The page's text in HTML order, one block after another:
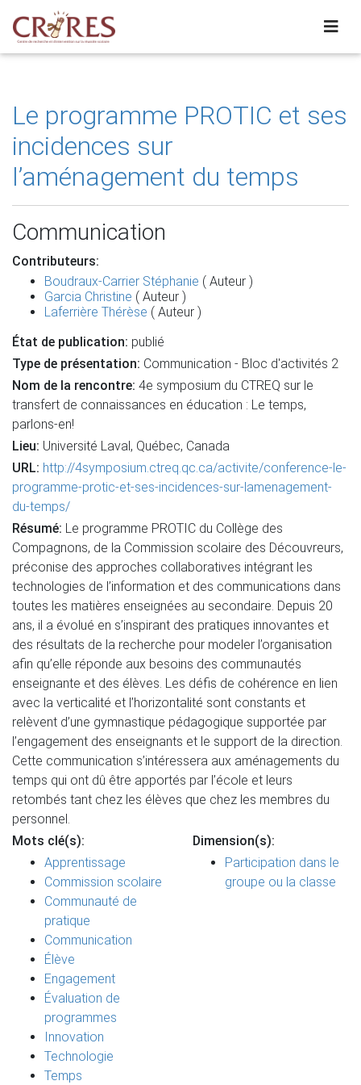
Le programme PROTIC et ses
incidences sur
l’aménagement du temps
Communication
Contributeurs:
Boudraux-Carrier Stéphanie ( Auteur )
Garcia Christine ( Auteur )
Laferrière Thérèse ( Auteur )
État de publication: publié
Type de présentation: Communication - Bloc d'activités 2
Nom de la rencontre: 4e symposium du CTREQ sur le
transfert de connaissances en éducation : Le temps,
parlons-en!
Lieu: Université Laval, Québec, Canada
URL: http://4symposium.ctreq.qc.ca/activite/conference-le-
programme-protic-et-ses-incidences-sur-lamenagement-
du-temps/
Résumé: Le programme PROTIC du Collège des
Compagnons, de la Commission scolaire des Découvreurs,
préconise des approches collaboratives intégrant les
technologies de l’information et des communications dans
toutes les matières enseignées au secondaire. Depuis 20
ans, il a évolué en s’inspirant des pratiques innovantes et
des résultats de la recherche pour modeler l’organisation
afin qu’elle réponde aux besoins des communautés
enseignante et des élèves. Les défis de cohérence en lien
avec la verticalité et l’horizontalité sont constants et
relèvent d’une gymnastique pédagogique supportée par
l’engagement des enseignants et le support de la direction.
Cette communication s’intéressera aux aménagements du
temps qui ont dû être apportés par l’école et leurs
retombés tant chez les élèves que chez les membres du
personnel.
Mots clé(s):
Apprentissage
Commission scolaire
Communauté de
pratique
Communication
Élève
Engagement
Évaluation de
programmes
Innovation
Technologie
Temps
Dimension(s):
Participation dans le
groupe ou la classe